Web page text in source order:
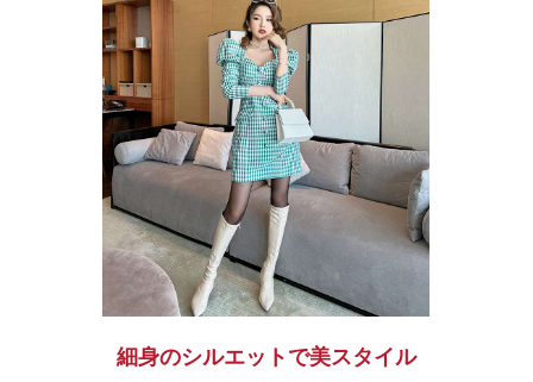
細身のシルエットで美スタイル